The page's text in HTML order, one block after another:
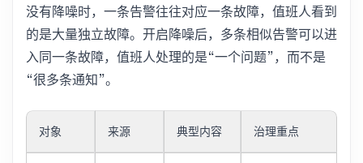
没有降噪时，一条告警往往对应一条故障，值班人看到
的是大量独立故障。开启降噪后，多条相似告警可以进
入同一条故障，值班人处理的是“一个问题”，而不是
“很多条通知”。
对象 来源 典型内容 治理重点